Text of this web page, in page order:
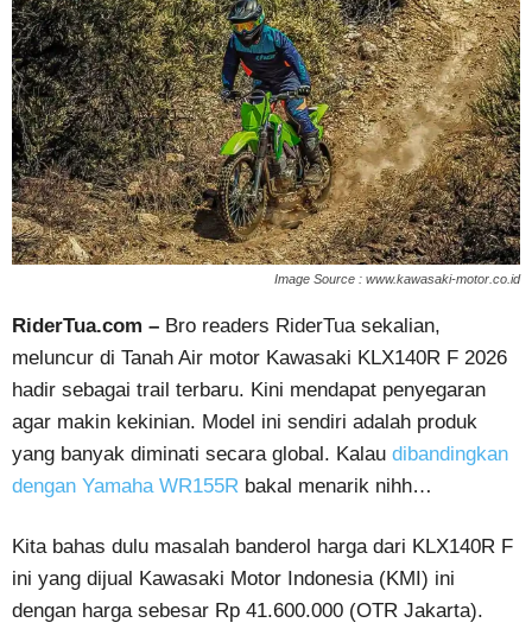
Image Source : www.kawasaki-motor.co.id
RiderTua.com – Bro readers RiderTua sekalian,
meluncur di Tanah Air motor Kawasaki KLX140R F 2026
hadir sebagai trail terbaru. Kini mendapat penyegaran
agar makin kekinian. Model ini sendiri adalah produk
yang banyak diminati secara global. Kalau dibandingkan
dengan Yamaha WR155R bakal menarik nihh…
Kita bahas dulu masalah banderol harga dari KLX140R F
ini yang dijual Kawasaki Motor Indonesia (KMI) ini
dengan harga sebesar Rp 41.600.000 (OTR Jakarta).